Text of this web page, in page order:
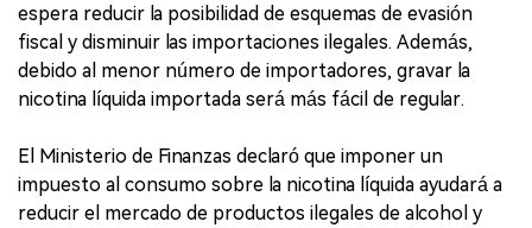
espera reducir la posibilidad de esquemas de evasión
fiscal y disminuir las importaciones ilegales. Además,
debido al menor número de importadores, gravar la
nicotina líquida importada será más fácil de regular.
El Ministerio de Finanzas declaró que imponer un
impuesto al consumo sobre la nicotina líquida ayudará a
reducir el mercado de productos ilegales de alcohol y